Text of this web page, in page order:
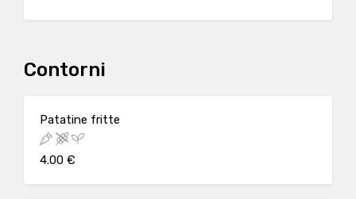
Contorni
Patatine fritte
4.00 €